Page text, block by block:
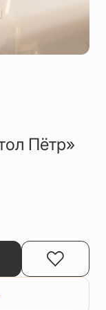
на
Пётр»